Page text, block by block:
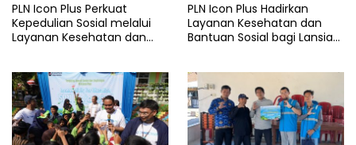
PLN Icon Plus Perkuat
Kepedulian Sosial melalui
Layanan Kesehatan dan
PLN Icon Plus Hadirkan
Layanan Kesehatan dan
Bantuan Sosial bagi Lansia